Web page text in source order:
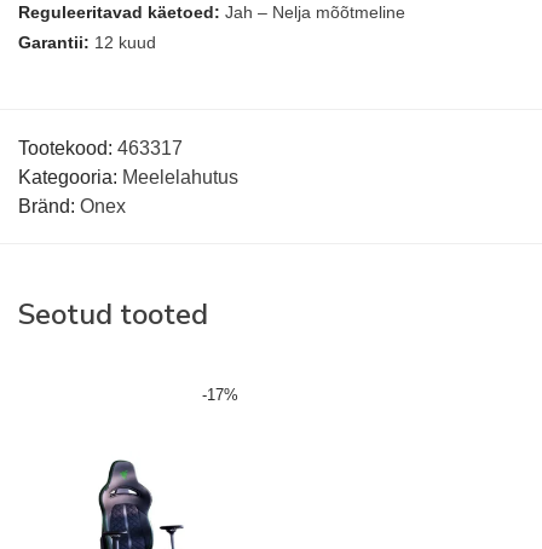
Reguleeritavad käetoed: Jah – Nelja mõõtmeline
Garantii: 12 kuud
Tootekood: 463317
Kategooria: Meelelahutus
Bränd: Onex
Seotud tooted
-17%